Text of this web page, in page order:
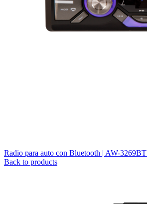
Radio para auto con Bluetooth | AW-3269BT
Back to products